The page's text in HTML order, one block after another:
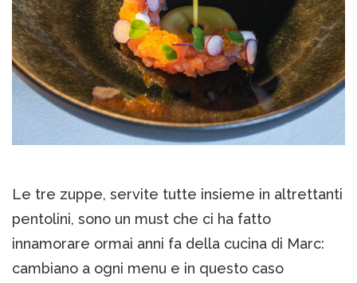
Le tre zuppe, servite tutte insieme in altrettanti
pentolini, sono un must che ci ha fatto
innamorare ormai anni fa della cucina di Marc:
cambiano a ogni menu e in questo caso